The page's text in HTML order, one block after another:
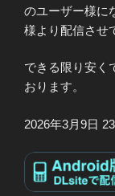
のユーザー様に
様より配信させ
できる限り安く
おります。
2026年3月9日